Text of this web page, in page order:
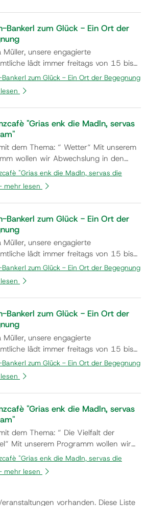
Bankerl zum Glück - Ein Ort der
Müller, unsere engagierte
lädt immer freitags von 15 bis
in den Monaten Mai bis Oktober
aufgrund der Wetterlage z.B.
Regen vorbehalten) dazu ein, am
Bankerl Platz zu nehmen und
ins Gespräch zu kommen.
auch Sie vorbei und n…
zum Glück - Ein Ort der Begegnung
"Grias enk die Madln, servas
dem Thema: “ Wetter“ Mit unserem
wollen wir Abwechslung in den
Gäste bringen, soziale Kontakte
die Beweglichkeit sowohl körperlich
geistig fördern, aber vor allem zum
und Freude der Gäste beitragen.
Frau El…
"Grias enk die Madln, servas die
mehr lesen
Bankerl zum Glück - Ein Ort der
Müller, unsere engagierte
lädt immer freitags von 15 bis
in den Monaten Mai bis Oktober
aufgrund der Wetterlage z.B.
Regen vorbehalten) dazu ein, am
Bankerl Platz zu nehmen und
ins Gespräch zu kommen.
auch Sie vorbei und n…
zum Glück - Ein Ort der Begegnung
Bankerl zum Glück - Ein Ort der
Müller, unsere engagierte
lädt immer freitags von 15 bis
in den Monaten Mai bis Oktober
aufgrund der Wetterlage z.B.
Regen vorbehalten) dazu ein, am
Bankerl Platz zu nehmen und
ins Gespräch zu kommen.
auch Sie vorbei und n…
zum Glück - Ein Ort der Begegnung
"Grias enk die Madln, servas
dem Thema: “ Die Vielfalt der
Mit unserem Programm wollen wir
in den Alltag unserer Gäste
soziale Kontakte als auch die
sowohl körperlich als auch
und Freude der Gäste beitragen.
"Grias enk die Madln, servas die
mehr lesen
vorhanden. Diese Liste